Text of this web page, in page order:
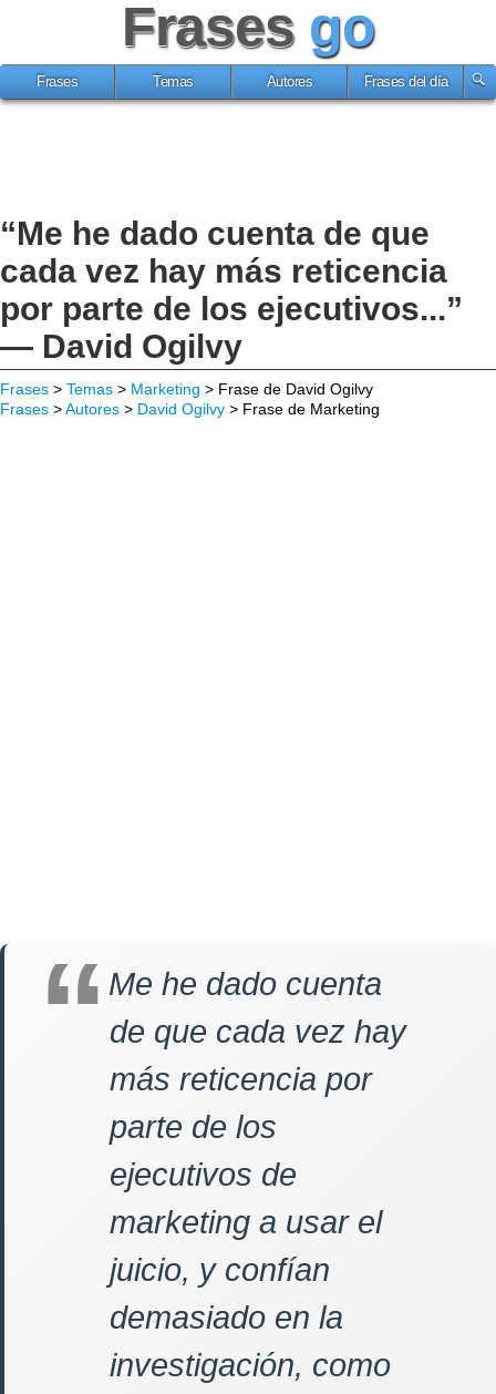
Frases go
Frases Temas Autores Frases del día
“Me he dado cuenta de que
cada vez hay más reticencia
por parte de los ejecutivos...”
— David Ogilvy
Frases > Temas > Marketing > Frase de David Ogilvy
Frases >Autores > David Ogilvy > Frase de Marketing
Me he dado cuenta
de que cada vez hay
más reticencia por
parte de los
ejecutivos de
marketing a usar el
juicio, y confían
demasiado en la
investigación, como